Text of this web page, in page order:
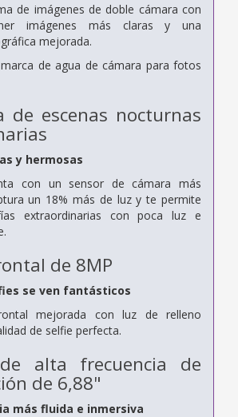
de imágenes de doble cámara con
imágenes más claras y una
mejorada.
de agua de cámara para fotos
de escenas nocturnas
y hermosas
con un sensor de cámara más
un 18% más de luz y te permite
extraordinarias con poca luz e
de 8MP
se ven fantásticos
mejorada con luz de relleno
de selfie perfecta.
alta frecuencia de
de 6,88"
más fluida e inmersiva